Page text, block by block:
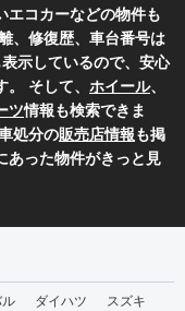
エコカーなどの物件も
、修復歴、車台番号は
示しているので、安心
そして、 ホイール、
ツ情報も検索できま
処分の販売店情報も掲
あった物件がきっと見
ル ダイハツ
スズキ